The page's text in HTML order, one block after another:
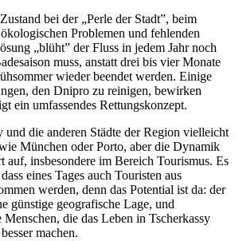
bei der „Perle der Stadt”, beim
Problemen und fehlenden
„blüht” der Fluss in jedem Jahr noch
muss, anstatt drei bis vier Monate
wieder beendet werden. Einige
den Dnipro zu reinigen, bewirken
ein umfassendes Rettungskonzept.
und die anderen Städte der Region vielleicht
München oder Porto, aber die Dynamik
auf, insbesondere im Bereich Tourismus. Es
eines Tages auch Touristen aus
werden, denn das Potential ist da: der
günstige geografische Lage, und
Menschen, die das Leben in Tscherkassy
machen.